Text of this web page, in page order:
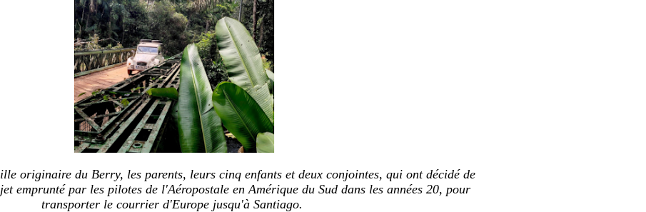
originaire du Berry, les parents, leurs cinq enfants et deux conjointes, qui ont décidé de
emprunté par les pilotes de l'Aéropostale en Amérique du Sud dans les années 20, pour
transporter le courrier d'Europe jusqu'à Santiago.